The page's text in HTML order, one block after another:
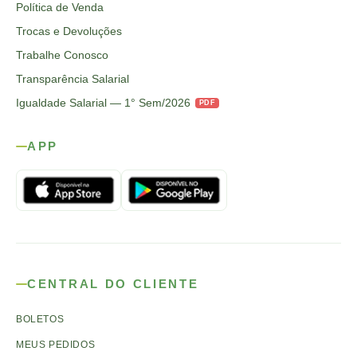
Política de Venda
Trocas e Devoluções
Trabalhe Conosco
Transparência Salarial
Igualdade Salarial — 1° Sem/2026
PDF
APP
CENTRAL DO CLIENTE
BOLETOS
MEUS PEDIDOS